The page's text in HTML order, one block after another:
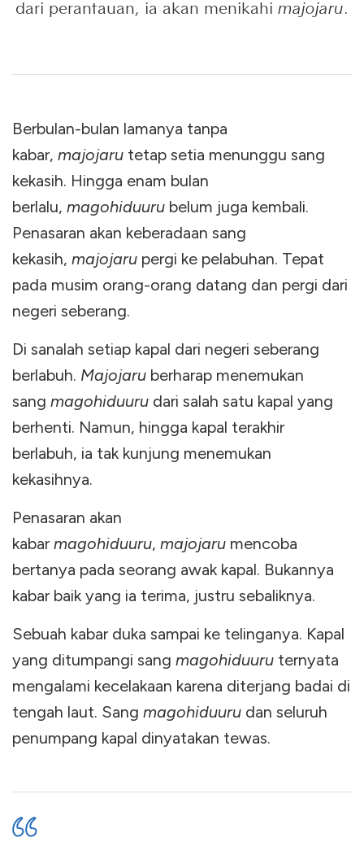
dari perantauan, ia akan menikahi majojaru.
Berbulan-bulan lamanya tanpa
kabar, majojaru tetap setia menunggu sang
kekasih. Hingga enam bulan
berlalu, magohiduuru belum juga kembali.
Penasaran akan keberadaan sang
kekasih, majojaru pergi ke pelabuhan. Tepat
pada musim orang-orang datang dan pergi dari
negeri seberang.
Di sanalah setiap kapal dari negeri seberang
berlabuh. Majojaru berharap menemukan
sang magohiduuru dari salah satu kapal yang
berhenti. Namun, hingga kapal terakhir
berlabuh, ia tak kunjung menemukan
kekasihnya.
Penasaran akan
kabarmagohiduuru, majojaru mencoba
bertanya pada seorang awak kapal. Bukannya
kabar baik yang ia terima, justru sebaliknya.
Sebuah kabar duka sampai ke telinganya. Kapal
yang ditumpangi sang magohiduuru ternyata
mengalami kecelakaan karena diterjang badai di
tengah laut. Sang magohiduuru dan seluruh
penumpang kapal dinyatakan tewas.